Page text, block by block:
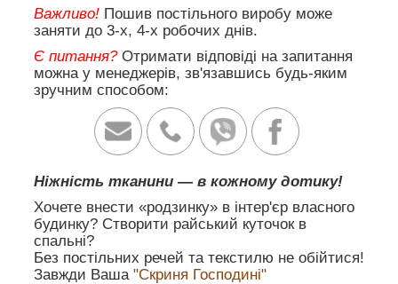
Важливо! Пошив постільного виробу може
заняти до 3-х, 4-х робочих днів.
Є питання? Отримати відповіді на запитання
можна у менеджерів, зв'язавшись будь-яким
зручним способом:
Ніжність тканини — в кожному дотику!
Хочете внести «родзинку» в інтер'єр власного
будинку? Створити райський куточок в
спальні?
Без постільних речей та текстилю не обійтися!
Завжди Ваша "Скриня Господині"